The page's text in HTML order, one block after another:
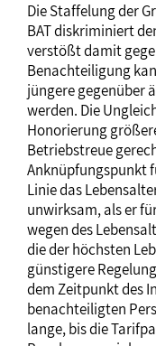
Die Staffelung der
BAT diskriminiert
verstößt damit
Benachteiligung
jüngere gegenüber
werden. Die
Honorierung
Betriebstreue
Anknüpfungspunkt
Linie das
unwirksam, als er
wegen des
die der höchsten
günstigere
dem Zeitpunkt des
benachteiligten
lange, bis die